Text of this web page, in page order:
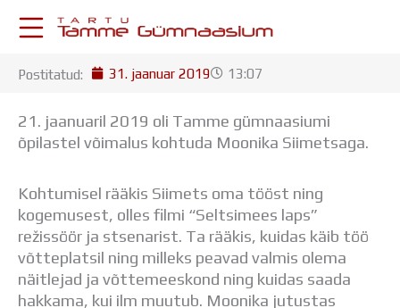
KESKKONNAD
Postkast
Drive
Tamme Leht
Kooliraadio
Koorilaul
ÕPPETÖÖ
Tunniplaan
Postitatud: 31. jaanuar 2019 13:07
21. jaanuaril 2019 oli Tamme gümnaasiumi
õpilastel võimalus kohtuda Moonika Siimetsaga.
Kohtumisel rääkis Siimets oma tööst ning
kogemusest, olles filmi “Seltsimees laps”
režissöör ja stsenarist. Ta rääkis, kuidas käib töö
võtteplatsil ning milleks peavad valmis olema
näitlejad ja võttemeeskond ning kuidas saada
hakkama, kui ilm muutub. Moonika jutustas